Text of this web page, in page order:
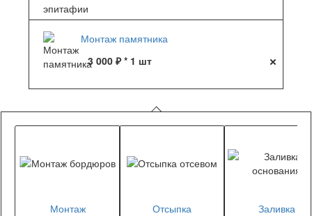
Монтаж памятника
3 000 ₽ * 1 шт
Монтаж Отсыпка Заливка